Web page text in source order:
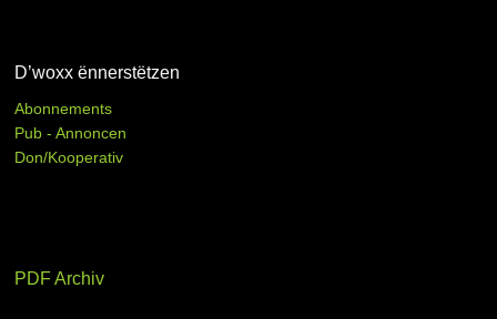
D’woxx ënnerstëtzen
Abonnements
Pub - Annoncen
Don/Kooperativ
PDF Archiv